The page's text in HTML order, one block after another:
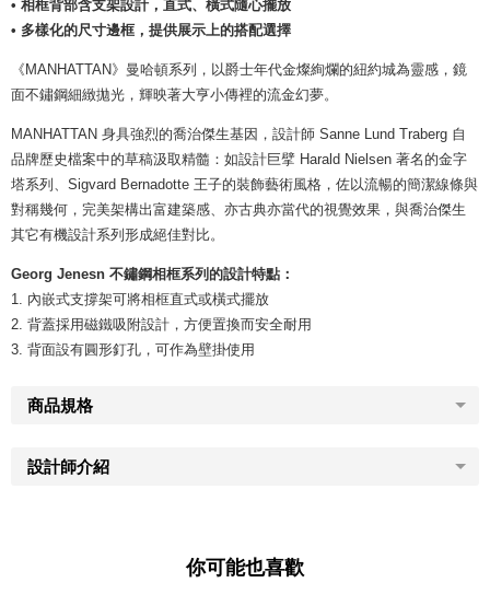
• 相框背部含支架設計，直式、橫式隨心擺放
• 多樣化的尺寸邊框，提供展示上的搭配選擇
《MANHATTAN》曼哈頓系列，以爵士年代金燦絢爛的紐約城為靈感，鏡
面不鏽鋼細緻拋光，輝映著大亨小傳裡的流金幻夢。
MANHATTAN 身具強烈的喬治傑生基因，設計師 Sanne Lund Traberg 自
品牌歷史檔案中的草稿汲取精髓：如設計巨擘 Harald Nielsen 著名的金字
塔系列、Sigvard Bernadotte 王子的裝飾藝術風格，佐以流暢的簡潔線條與
對稱幾何，完美架構出富建築感、亦古典亦當代的視覺效果，與喬治傑生
其它有機設計系列形成絕佳對比。
Georg Jenesn 不鏽鋼相框系列的設計特點：
1. 內嵌式支撐架可將相框直式或橫式擺放
2. 背蓋採用磁鐵吸附設計，方便置換而安全耐用
3. 背面設有圓形釘孔，可作為壁掛使用
商品規格
設計師介紹
你可能也喜歡